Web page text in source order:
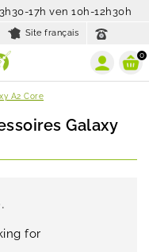
17h ven 10h-12h30h
Site français
0
A2 Core
Galaxy
for